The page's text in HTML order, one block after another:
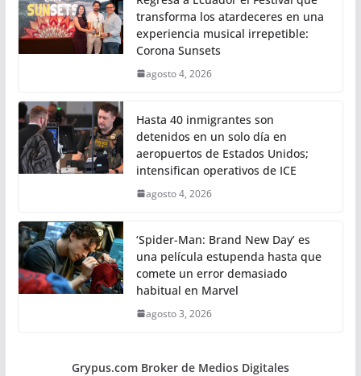
transforma los atardeceres en una
experiencia musical irrepetible:
Corona Sunsets
agosto 4, 2026
Hasta 40 inmigrantes son
detenidos en un solo día en
aeropuertos de Estados Unidos;
intensifican operativos de ICE
agosto 4, 2026
‘Spider-Man: Brand New Day’ es
una película estupenda hasta que
comete un error demasiado
habitual en Marvel
agosto 3, 2026
Grypus.com Broker de Medios Digitales